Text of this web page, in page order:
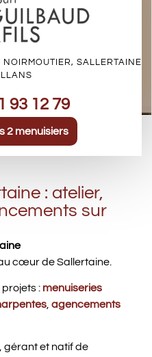
SALLERTAINE
93 12 79
2 menuisiers
: atelier,
sur
au cœur de Sallertaine.
projets : menuiseries
agencements
gérant et natif de